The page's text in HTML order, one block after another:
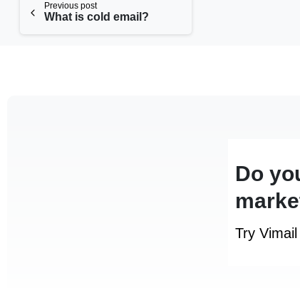
Previous post
What is cold email?
Do
Try